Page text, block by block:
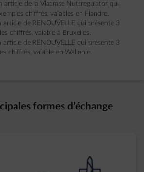
article de la Vlaamse Nutsregulator qui
chiffrés, valables en Flandre.
article de RENOUVELLE qui présente 3
chiffrés, valable à Bruxelles.
article de RENOUVELLE qui présente 3
chiffrés, valable en Wallonie.
formes d’échange